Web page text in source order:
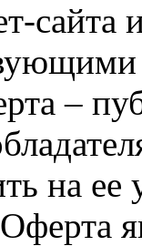
сайта
–
на